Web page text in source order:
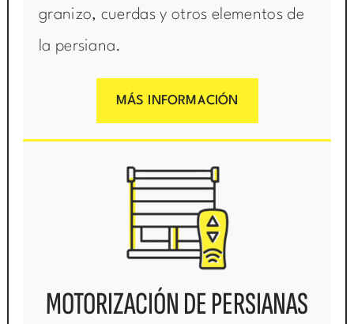
granizo, cuerdas y otros elementos de
la persiana.
MÁS INFORMACIÓN
MOTORIZACIÓN DE PERSIANAS